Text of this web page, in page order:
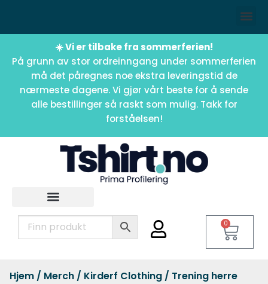
☀️ Vi er tilbake fra sommerferien!
På grunn av stor ordreinngang under sommerferien
må det påregnes noe ekstra leveringstid de
nærmeste dagene. Vi gjør vårt beste for å sende
alle bestillinger så raskt som mulig. Takk for
forståelsen!
0
Hjem / Merch / Kirderf Clothing / Trening herre